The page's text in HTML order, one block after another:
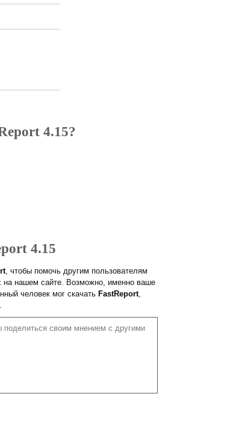
4.15?
4.15
, чтобы помочь другим пользователям
на нашем сайте. Возможно, именно ваше
человек мог скачать FastReport,